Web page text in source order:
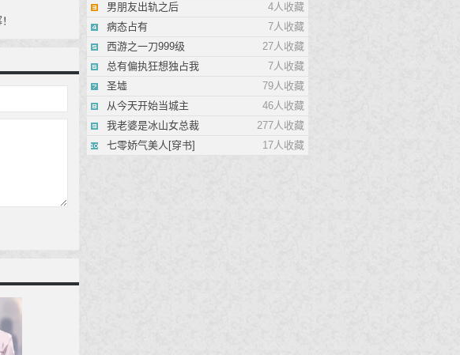
在全是怪异的事务所只有
我一个人类
死了拿出积蓄去办葬
最强渔民
我就是最强的渔民，这个世界
4人收藏
男朋友出轨之后
7人收藏
病态占有
27人收藏
西游之一刀999级
7人收藏
总有偏执狂想独占我
79人收藏
圣墟
46人收藏
从今天开始当城主
277人收藏
我老婆是冰山女总裁
17人收藏
七零娇气美人[穿书]